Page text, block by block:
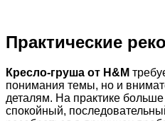
Практические
Кресло-груша от H&M
понимания темы, но и
деталям. На практике
спокойный,